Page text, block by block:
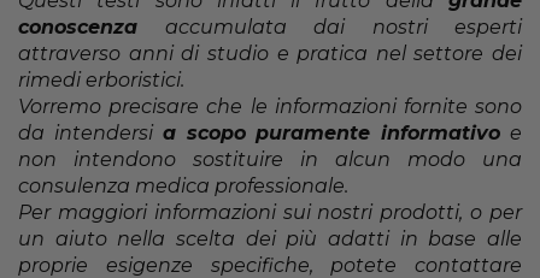
conoscenza accumulata dai nostri esperti
attraverso anni di studio e pratica nel settore dei
rimedi erboristici.
Vorremo precisare che le informazioni fornite sono
da intendersi a scopo puramente informativo e
non intendono sostituire in alcun modo una
consulenza medica professionale.
Per maggiori informazioni sui nostri prodotti, o per
un aiuto nella scelta dei più adatti in base alle
proprie esigenze specifiche, potete contattare